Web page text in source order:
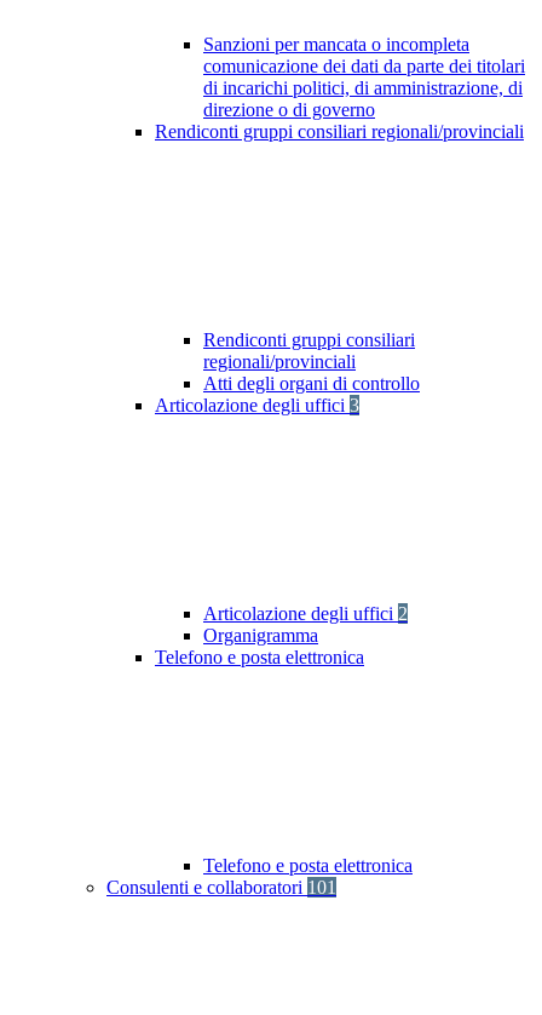
Sanzioni per mancata o incompleta
comunicazione dei dati da parte dei titolari
di incarichi politici, di amministrazione, di
direzione o di governo
Rendiconti gruppi consiliari regionali/provinciali
Rendiconti gruppi consiliari
regionali/provinciali
Atti degli organi di controllo
Articolazione degli uffici 3
Articolazione degli uffici 2
Organigramma
Telefono e posta elettronica
Telefono e posta elettronica
Consulenti e collaboratori 101